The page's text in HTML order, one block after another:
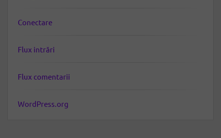
Conectare
Flux intrări
Flux comentarii
WordPress.org